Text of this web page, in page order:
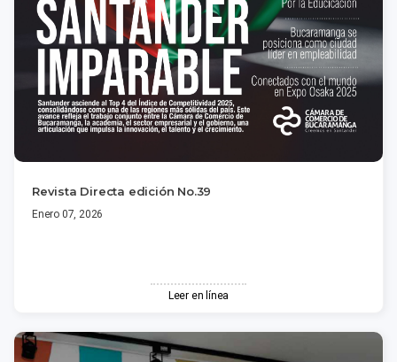
Revista Directa edición No.39
Enero 07, 2026
Leer en línea